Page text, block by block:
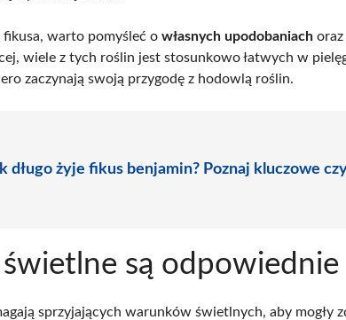
warto pomyśleć o własnych upodobaniach oraz
wiele z tych roślin jest stosunkowo łatwych w
zaczynają swoją przygodę z hodowlą roślin.
długo żyje fikus benjamin? Poznaj kluczowe
są odpowiednie
sprzyjających warunków świetlnych, aby mogły